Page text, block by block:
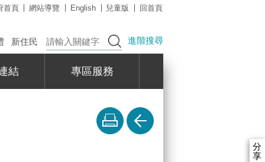
首頁 網站導覽 English 兒童版 回首頁
新住民 進階搜尋
結 專區服務
分
享